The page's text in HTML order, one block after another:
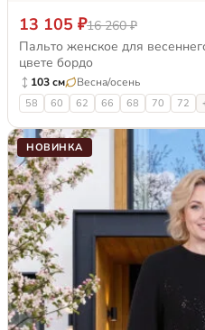
13 105 ₽16 260 ₽
Пальто женское для
цвете бордо
103 см Весна/осень
58 60 62 66 68 70 72
НОВИНКА